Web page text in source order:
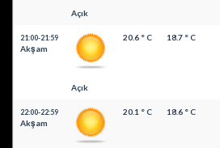
Açık
21:00-21:59
Akşam
Açık
20.6 ° C 18.7 ° C
22:00-22:59
Akşam
20.1 ° C 18.6 ° C